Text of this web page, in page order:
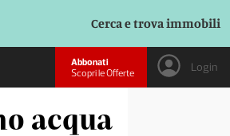
Cerca e trova immobili
Abbonati
Scopri le Offerte
Login
acqua